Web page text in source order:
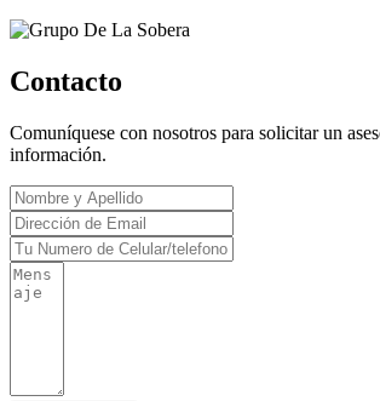
Contacto
Comuníquese con nosotros para solicitar un
información.